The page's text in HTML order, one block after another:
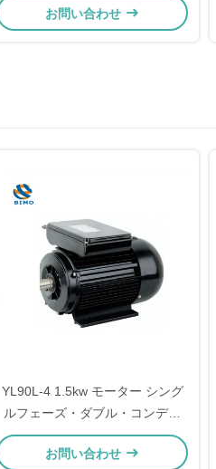
お問い合わせ
YL90L-4 1.5kw モーター シング
ルフェーズ・ダブル・コンデン
サ・インダクションモーター
お問い合わせ